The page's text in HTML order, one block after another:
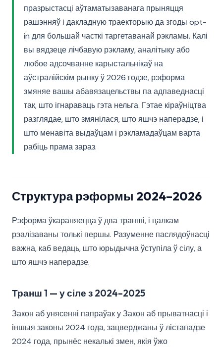
празрыстасці аўтаматызаванага прыняцця
рашэнняў і дакладную траекторыю да згоды opt-
in для большай часткі таргетаванай рэкламы. Калі
вы вядзеце лічбавую рэкламу, аналітыку або
любое адсочванне карыстальнікаў на
аўстралійскім рынку ў 2026 годзе, рэформа
змяняе вашы абавязацельствы па адпаведнасці
так, што ігнараваць гэта нельга. Гэтае кіраўніцтва
разглядае, што змянілася, што яшчэ наперадзе, і
што менавіта выдаўцам і рэкламадаўцам варта
рабіць прама зараз.
Структура рэформы 2024–2026
Рэформа ўкараняецца ў два транші, і цалкам
рэалізаваны толькі першы. Разуменне паслядоўнасці
важна, каб ведаць, што юрыдычна ўступіла ў сілу, а
што яшчэ наперадзе.
Транш 1 — у сіле з 2024–2025
Закон аб унясенні папраўак у Закон аб прыватнасці і
іншыя законы 2024 года, зацверджаны ў лістападзе
2024 года, прынёс некалькі змен, якія ўжо